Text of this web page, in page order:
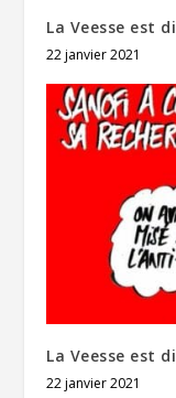
La Veesse est
22 janvier 2021
La Veesse est
22 janvier 2021